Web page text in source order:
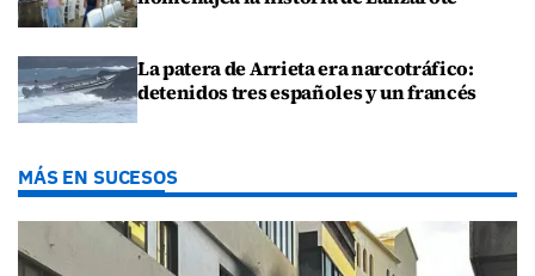
La patera de Arrieta era narcotráfico:
detenidos tres españoles y un francés
MÁS EN SUCESOS